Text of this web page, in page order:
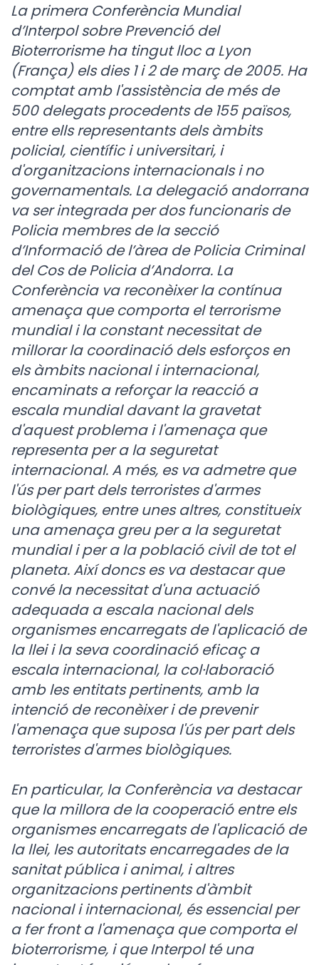
La primera Conferència Mundial
d’Interpol sobre Prevenció del
Bioterrorisme ha tingut lloc a Lyon
(França) els dies 1 i 2 de març de 2005. Ha
comptat amb l'assistència de més de
500 delegats procedents de 155 països,
entre ells representants dels àmbits
policial, científic i universitari, i
d'organitzacions internacionals i no
governamentals. La delegació andorrana
va ser integrada per dos funcionaris de
Policia membres de la secció
d’Informació de l’àrea de Policia Criminal
del Cos de Policia d’Andorra. La
Conferència va reconèixer la contínua
amenaça que comporta el terrorisme
mundial i la constant necessitat de
millorar la coordinació dels esforços en
els àmbits nacional i internacional,
encaminats a reforçar la reacció a
escala mundial davant la gravetat
d'aquest problema i l'amenaça que
representa per a la seguretat
internacional. A més, es va admetre que
l'ús per part dels terroristes d'armes
biològiques, entre unes altres, constitueix
una amenaça greu per a la seguretat
mundial i per a la població civil de tot el
planeta. Així doncs es va destacar que
convé la necessitat d'una actuació
adequada a escala nacional dels
organismes encarregats de l'aplicació de
la llei i la seva coordinació eficaç a
escala internacional, la col·laboració
amb les entitats pertinents, amb la
intenció de reconèixer i de prevenir
l'amenaça que suposa l'ús per part dels
terroristes d'armes biològiques.
En particular, la Conferència va destacar
que la millora de la cooperació entre els
organismes encarregats de l'aplicació de
la llei, les autoritats encarregades de la
sanitat pública i animal, i altres
organitzacions pertinents d'àmbit
nacional i internacional, és essencial per
a fer front a l'amenaça que comporta el
bioterrorisme, i que Interpol té una